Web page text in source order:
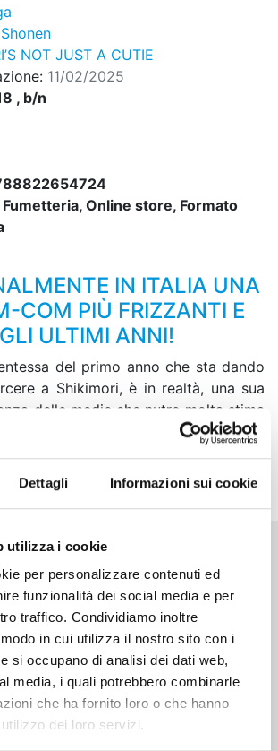
Dettagli Informazioni sui cookie
utilizza i cookie
per personalizzare contenuti ed
funzionalità dei social media e per
traffico. Condividiamo inoltre
in cui utilizza il nostro sito con i
si occupano di analisi dei dati web,
media, i quali potrebbero combinarle
che ha fornito loro o che hanno
dei loro servizi.
Shonen
NOT JUST A CUTIE
11/02/2025
, b/n
Fumetteria, Online store, Formato
IN ITALIA UNA
COM PIÙ FRIZZANTI E
ULTIMI ANNI!
del primo anno che sta dando
a Shikimori, è in realtà, una sua
delle medie che nutre molta stima
Con l’aiuto di Izumi, Hayase
rivelarle cosa pensa davvero di lei...
della serie